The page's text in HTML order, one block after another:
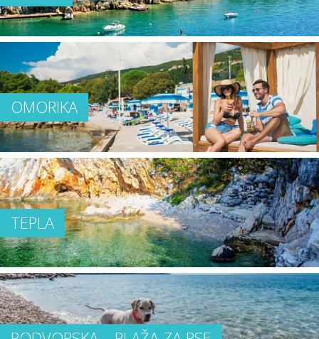
OMORIKA
TEPLA